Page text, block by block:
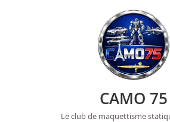
CAMO 75
Le club de maquettisme